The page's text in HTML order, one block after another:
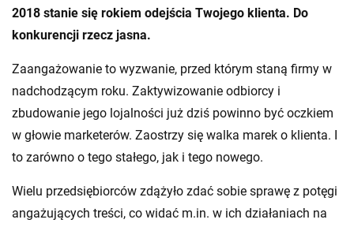
2018 stanie się rokiem odejścia Twojego klienta. Do
konkurencji rzecz jasna.
Zaangażowanie to wyzwanie, przed którym staną firmy w
nadchodzącym roku. Zaktywizowanie odbiorcy i
zbudowanie jego lojalności już dziś powinno być oczkiem
w głowie marketerów. Zaostrzy się walka marek o klienta. I
to zarówno o tego stałego, jak i tego nowego.
Wielu przedsiębiorców zdążyło zdać sobie sprawę z potęgi
angażujących treści, co widać m.in. w ich działaniach na